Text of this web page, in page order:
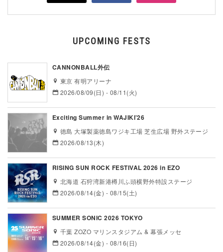
UPCOMING FESTS
CANNONBALL外伝
東京 有明アリーナ
2026/08/09(日) - 08/11(火)
Exciting Summer in WAJIKI’26
徳島 大塚製薬徳島ワジキ工場 芝生広場 野外ステージ
2026/08/13(木)
RISING SUN ROCK FESTIVAL 2026 in EZO
北海道 石狩湾新港樽川ふ頭横野外特設ステージ
2026/08/14(金) - 08/15(土)
SUMMER SONIC 2026 TOKYO
千葉 ZOZO マリンスタジアム & 幕張メッセ
2026/08/14(金) - 08/16(日)